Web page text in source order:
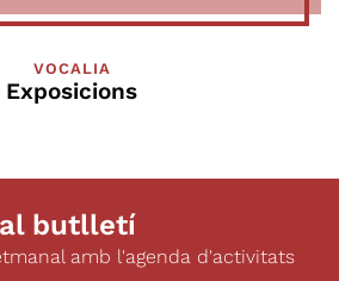
sent el pare de les criatures,
impossible escollir o
desestimar una sola de les
fotografies que han estat
difícils de descartar o bé
agrupar en altres projectes.
VOCALIA
Exposicions
butlletí
amb l'agenda d'activitats